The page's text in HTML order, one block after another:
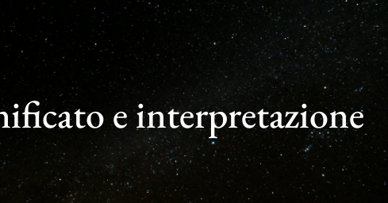
e interpretazione